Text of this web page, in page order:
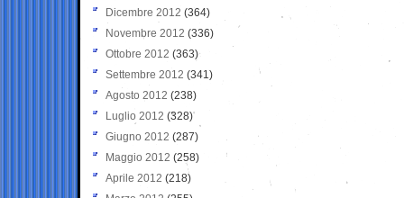
Dicembre 2012 (364)
Novembre 2012 (336)
Ottobre 2012 (363)
Settembre 2012 (341)
Agosto 2012 (238)
Luglio 2012 (328)
Giugno 2012 (287)
Maggio 2012 (258)
Aprile 2012 (218)